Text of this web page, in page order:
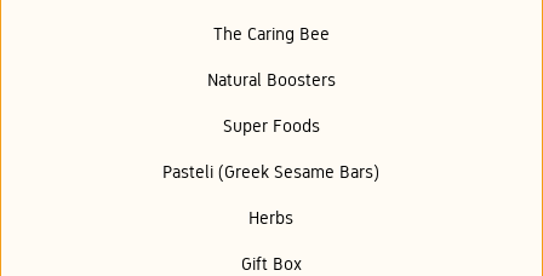
The Caring Bee
Natural Boosters
Super Foods
Pasteli (Greek Sesame Bars)
Herbs
Gift Box